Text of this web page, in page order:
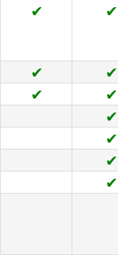
✔ ✔
✔
✔
✔
✔
✔
✔
✔
✔